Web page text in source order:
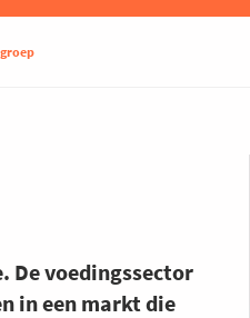
De voedingssector
in een markt die